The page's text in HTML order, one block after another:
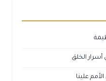
أسرار الخلق
علينا